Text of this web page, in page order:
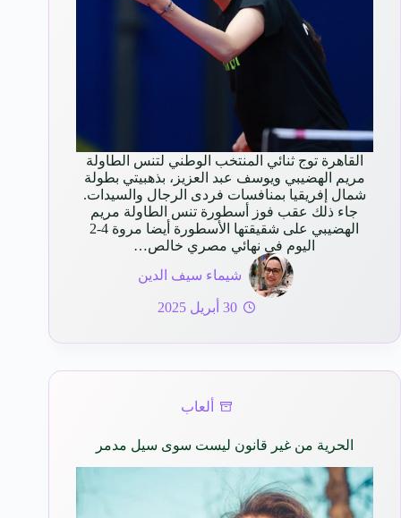
القاهرة توج ثنائي المنتخب الوطني لتنس الطاولة
مريم الهضيبي ويوسف عبد العزيز، بذهبيتي بطولة
شمال إفريقيا بمنافسات فردى الرجال والسيدات.
جاء ذلك عقب فوز أسطورة تنس الطاولة مريم
الهضيبي على شقيقتها الأسطورة أيضا مروة 4-2
اليوم في نهائي مصري خالص…
شيماء سيف الدين
30 أبريل 2025
ألعاب
الحرية من غير قانون ليست سوى سيل مدمر